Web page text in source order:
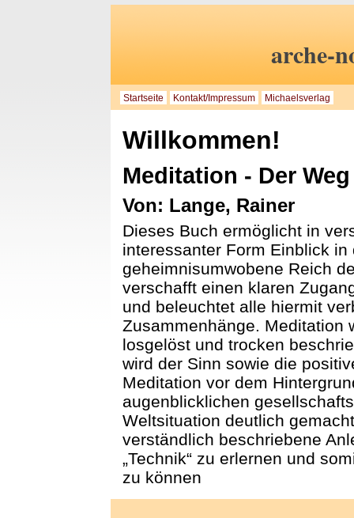
arche-
Startseite Kontakt/Impressum Michaelsverlag
Willkommen!
Meditation - Der
Von: Lange, Rainer
Dieses Buch ermöglicht in
interessanter Form Einblick in
geheimnisumwobene Reich
verschafft einen klaren
und beleuchtet alle hiermit
Zusammenhänge. Meditation
losgelöst und trocken
wird der Sinn sowie die
Meditation vor dem
augenblicklichen
Weltsituation deutlich
verständlich beschriebene
„Technik“ zu erlernen und
zu können